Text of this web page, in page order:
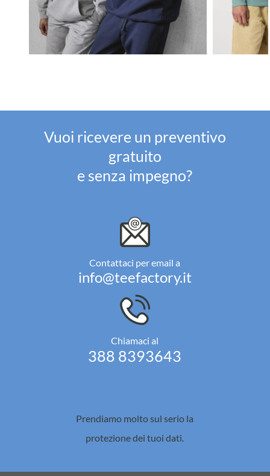
Vuoi ricevere un preventivo
gratuito
e senza impegno?
Contattaci per email a
info@teefactory.it
Chiamaci al
388 8393643
Prendiamo molto sul serio la
protezione dei tuoi dati.